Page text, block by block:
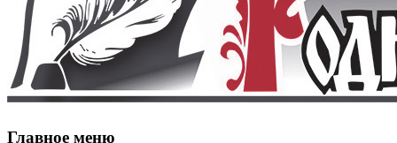
Главное меню